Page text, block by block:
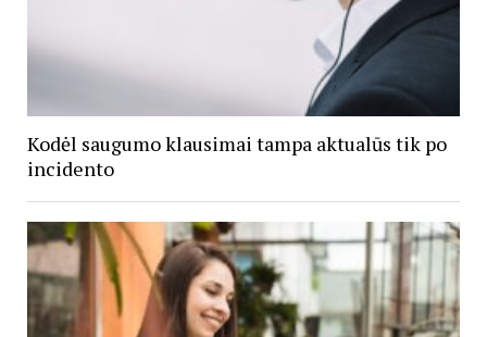
Kodėl saugumo klausimai tampa aktualūs tik po
incidento